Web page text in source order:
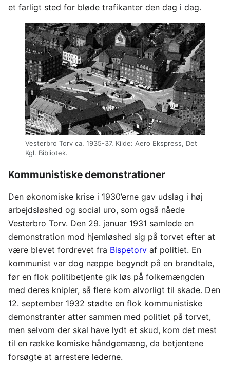
et farligt sted for bløde trafikanter den dag i dag.
Vesterbro Torv ca. 1935-37. Kilde: Aero Ekspress, Det
Kgl. Bibliotek.
Kommunistiske demonstrationer
Den økonomiske krise i 1930’erne gav udslag i høj
arbejdsløshed og social uro, som også nåede
Vesterbro Torv. Den 29. januar 1931 samlede en
demonstration mod hjemløshed sig på torvet efter at
være blevet fordrevet fra Bispetorv af politiet. En
kommunist var dog næppe begyndt på en brandtale,
før en flok politibetjente gik løs på folkemængden
med deres knipler, så flere kom alvorligt til skade. Den
12. september 1932 stødte en flok kommunistiske
demonstranter atter sammen med politiet på torvet,
men selvom der skal have lydt et skud, kom det mest
til en række komiske håndgemæng, da betjentene
forsøgte at arrestere lederne.